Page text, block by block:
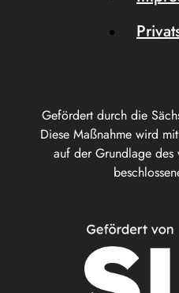
Gefördert durch die
Diese Maßnahme wird
auf der Grundlage des